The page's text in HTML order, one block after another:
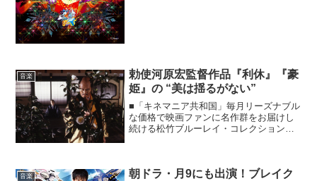
音楽
勅使河原宏監督作品『利休』『豪
姫』の “美は揺るがない”
■「キネマニア共和国」毎月リーズナブル
な価格で映画ファンに名作群をお届けし
続ける松竹ブルーレイ・コレクションで
原宏監督の晩...
音楽
朝ドラ・月9にも出演！ブレイク